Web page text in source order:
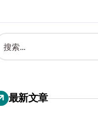
最新文章